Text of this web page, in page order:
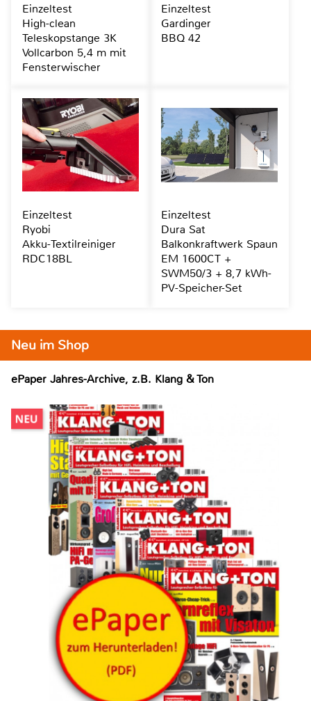
Neu im Shop
ePaper Jahres-Archive, z.B. Klang & Ton
Einzeltest
High-clean
Teleskopstange 3K
Vollcarbon 5,4 m mit
Fensterwischer
Einzeltest
Gardinger
BBQ 42
Einzeltest
Ryobi
Akku-Textilreiniger
RDC18BL
Einzeltest
Dura Sat
Balkonkraftwerk Spaun
EM 1600CT +
SWM50/3 + 8,7 kWh-
PV-Speicher-Set